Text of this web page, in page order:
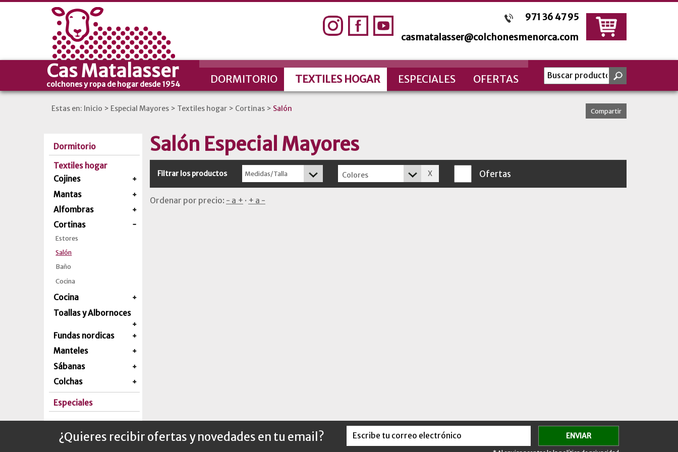
971 36 47 95
casmatalasser@colchonesmenorca.com
Cas Matalasser
colchones y ropa de hogar desde 1954 DORMITORIO TEXTILES HOGAR ESPECIALES OFERTAS
Estas en: Inicio > Especial Mayores > Textiles hogar > Cortinas > Salón Compartir
Dormitorio
Textiles hogar
Cojines
Mantas
Alfombras
Cortinas
Estores
Salón
Baño
Cocina
Cocina
Toallas y Albornoces
Fundas nordicas
Manteles
Sábanas
Colchas
Especiales
Salón Especial Mayores
Filtrar los productos Colores Ofertas
Ordenar por precio: - a + · + a -
¿Quieres recibir ofertas y novedades en tu email?